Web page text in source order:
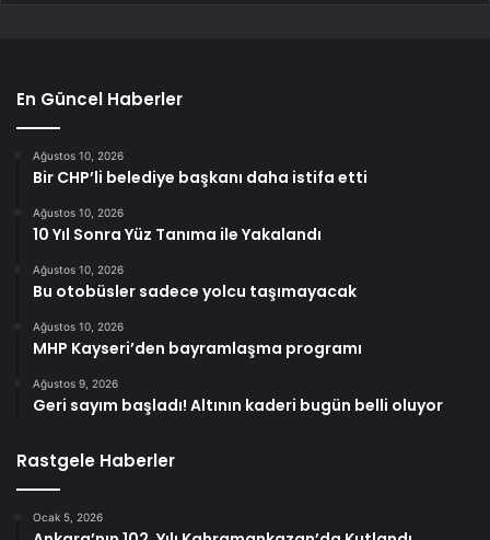
En Güncel Haberler
Ağustos 10, 2026
Bir CHP’li belediye başkanı daha istifa etti
Ağustos 10, 2026
10 Yıl Sonra Yüz Tanıma ile Yakalandı
Ağustos 10, 2026
Bu otobüsler sadece yolcu taşımayacak
Ağustos 10, 2026
MHP Kayseri’den bayramlaşma programı
Ağustos 9, 2026
Geri sayım başladı! Altının kaderi bugün belli oluyor
Rastgele Haberler
Ocak 5, 2026